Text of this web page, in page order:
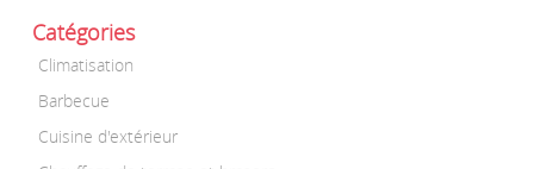
Catégories
Climatisation
Barbecue
Cuisine d'extérieur